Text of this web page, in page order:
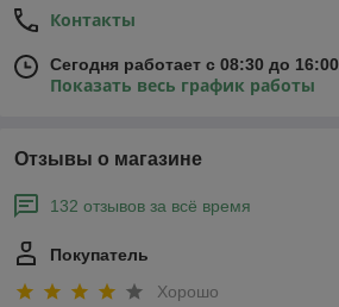
Контакты
Сегодня работает с 08:30 до 16:00
Показать весь график работы
Отзывы о магазине
132 отзывов за всё время
Покупатель
Хорошо